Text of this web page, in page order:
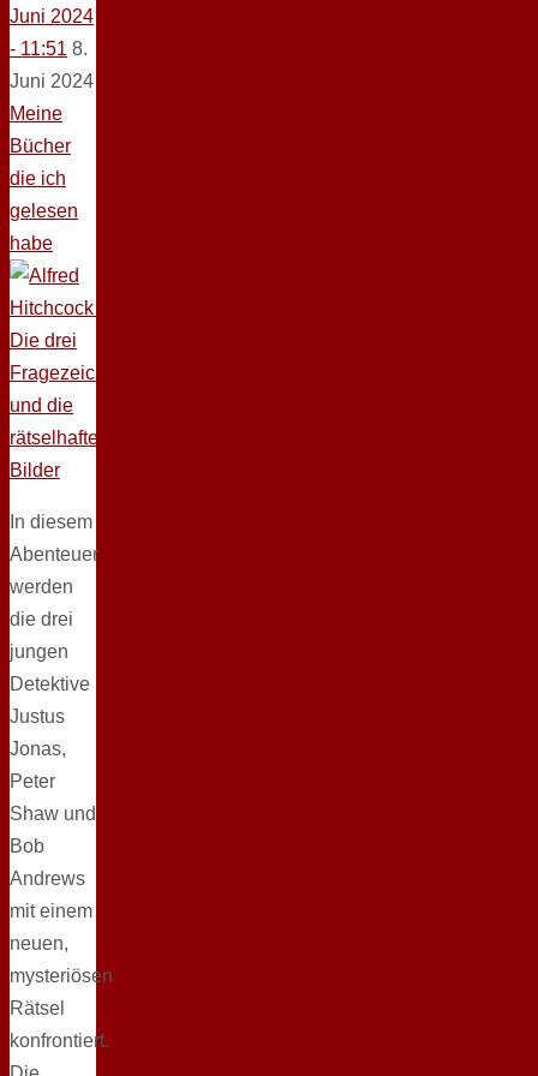
Juni 2024
- 11:51 8.
Juni 2024
Meine
Bücher
die ich
gelesen
habe
In diesem
Abenteuer
werden
die drei
jungen
Detektive
Justus
Jonas,
Peter
Shaw und
Bob
Andrews
mit einem
neuen,
mysteriösen
Rätsel
konfrontiert.